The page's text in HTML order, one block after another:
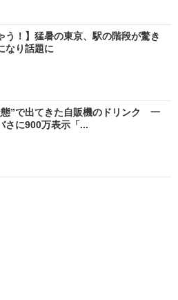
う！】猛暑の東京、駅の階段が驚き
なり話題に
態”で出てきた自販機のドリンク 一
さに900万表示「...